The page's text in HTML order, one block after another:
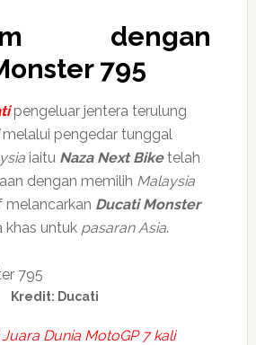
dengan
795
pengeluar jentera terulung
pengedar tunggal
iaitu Naza Next Biketelah
dengan memilih Malaysia
melancarkan Ducati Monster
untuk pasaran Asia.
Kredit: Ducati
Dunia MotoGP 7 kali